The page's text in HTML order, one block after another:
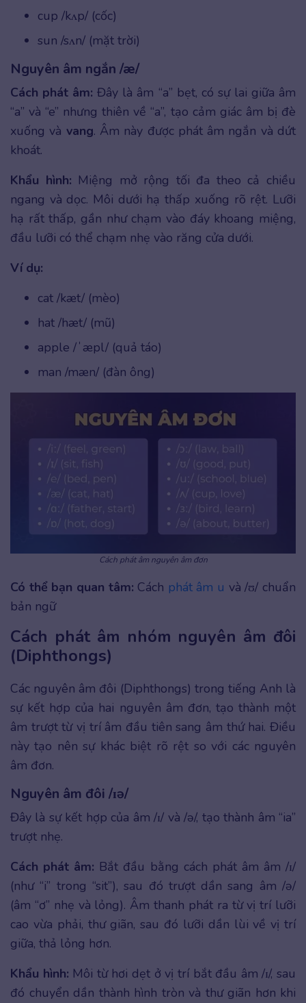
cup /kʌp/ (cốc)
sun /sʌn/ (mặt trời)
Nguyên âm ngắn /æ/
Cách phát âm: Đây là âm “a” bẹt, có sự lai giữa âm
“a” và “e” nhưng thiên về “a”, tạo cảm giác âm bị đè
xuống và vang. Âm này được phát âm ngắn và dứt
khoát.
Khẩu hình: Miệng mở rộng tối đa theo cả chiều
ngang và dọc. Môi dưới hạ thấp xuống rõ rệt. Lưỡi
hạ rất thấp, gần như chạm vào đáy khoang miệng,
đầu lưỡi có thể chạm nhẹ vào răng cửa dưới.
Ví dụ:
cat /kæt/ (mèo)
hat /hæt/ (mũ)
apple /ˈæpl/ (quả táo)
man /mæn/ (đàn ông)
Cách phát âm nguyên âm đơn
Có thể bạn quan tâm: Cách phát âm u và /ʊ/ chuẩn
bản ngữ
Cách phát âm nhóm nguyên âm đôi
(Diphthongs)
Các nguyên âm đôi (Diphthongs) trong tiếng Anh là
sự kết hợp của hai nguyên âm đơn, tạo thành một
âm trượt từ vị trí âm đầu tiên sang âm thứ hai. Điều
này tạo nên sự khác biệt rõ rệt so với các nguyên
âm đơn.
Nguyên âm đôi /ɪə/
Đây là sự kết hợp của âm /ɪ/ và /ə/, tạo thành âm “ia”
trượt nhẹ.
Cách phát âm: Bắt đầu bằng cách phát âm âm /ɪ/
(như “i” trong “sit”), sau đó trượt dần sang âm /ə/
(âm “ơ” nhẹ và lỏng). Âm thanh phát ra từ vị trí lưỡi
cao vừa phải, thư giãn, sau đó lưỡi dần lùi về vị trí
giữa, thả lỏng hơn.
Khẩu hình: Môi từ hơi dẹt ở vị trí bắt đầu âm /ɪ/, sau
đó chuyển dần thành hình tròn và thư giãn hơn khi